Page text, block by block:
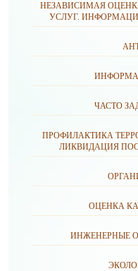
НЕЗАВИСИМАЯ
УСЛУГ.
ЧАСТО
ПРОФИЛАКТИКА
ЛИКВИДАЦИЯ
ОЦЕНКА
ИНЖЕНЕРНЫЕ